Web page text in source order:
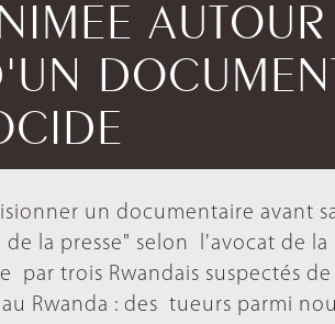
AUTOUR
un documentaire avant
la presse" selon l'avocat de
par trois Rwandais suspectés
Rwanda : des tueurs parmi